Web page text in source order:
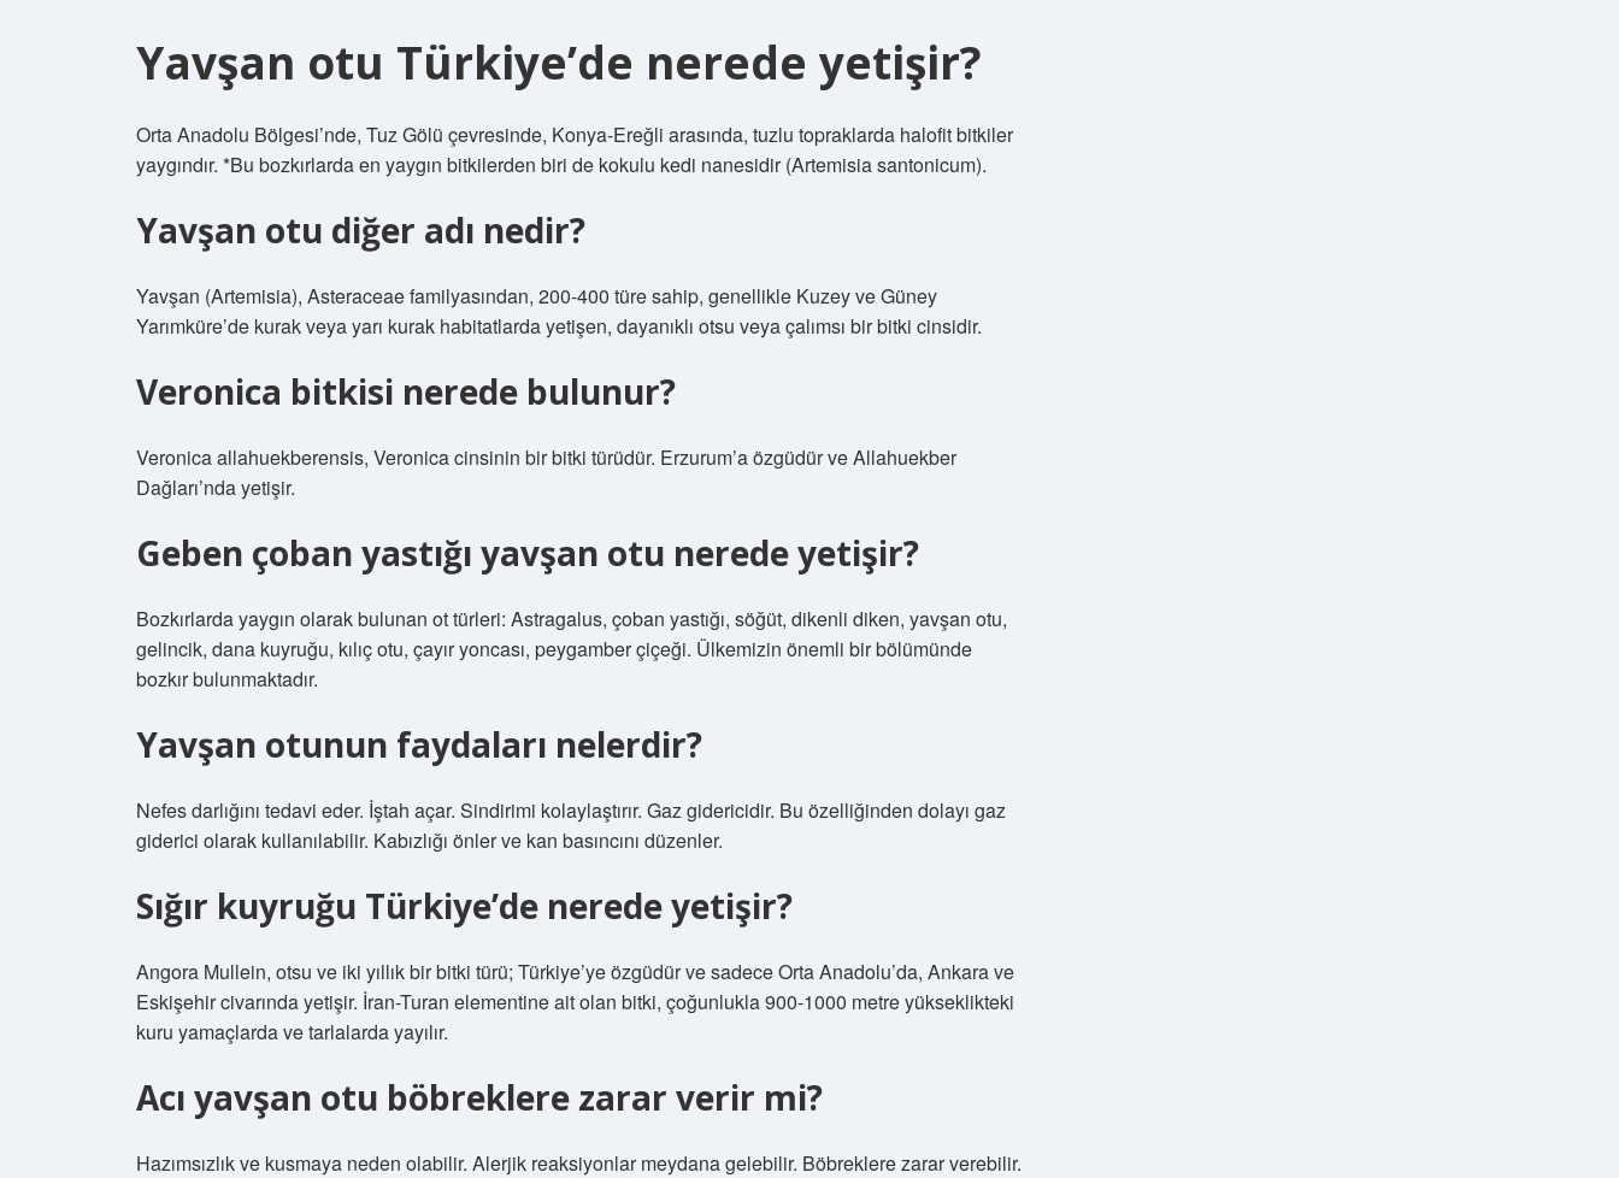
Yavşan otu Türkiye’de nerede yetişir?
Orta Anadolu Bölgesi’nde, Tuz Gölü çevresinde, Konya-Ereğli arasında, tuzlu topraklarda halofit bitkiler
yaygındır. *Bu bozkırlarda en yaygın bitkilerden biri de kokulu kedi nanesidir (Artemisia santonicum).
Yavşan otu diğer adı nedir?
Yavşan (Artemisia), Asteraceae familyasından, 200-400 türe sahip, genellikle Kuzey ve Güney
Yarımküre’de kurak veya yarı kurak habitatlarda yetişen, dayanıklı otsu veya çalımsı bir bitki cinsidir.
Veronica bitkisi nerede bulunur?
Veronica allahuekberensis, Veronica cinsinin bir bitki türüdür. Erzurum’a özgüdür ve Allahuekber
Dağları’nda yetişir.
Geben çoban yastığı yavşan otu nerede yetişir?
Bozkırlarda yaygın olarak bulunan ot türleri: Astragalus, çoban yastığı, söğüt, dikenli diken, yavşan otu,
gelincik, dana kuyruğu, kılıç otu, çayır yoncası, peygamber çiçeği. Ülkemizin önemli bir bölümünde
bozkır bulunmaktadır.
Yavşan otunun faydaları nelerdir?
Nefes darlığını tedavi eder. İştah açar. Sindirimi kolaylaştırır. Gaz gidericidir. Bu özelliğinden dolayı gaz
giderici olarak kullanılabilir. Kabızlığı önler ve kan basıncını düzenler.
Sığır kuyruğu Türkiye’de nerede yetişir?
Angora Mullein, otsu ve iki yıllık bir bitki türü; Türkiye’ye özgüdür ve sadece Orta Anadolu’da, Ankara ve
Eskişehir civarında yetişir. İran-Turan elementine ait olan bitki, çoğunlukla 900-1000 metre yükseklikteki
kuru yamaçlarda ve tarlalarda yayılır.
Acı yavşan otu böbreklere zarar verir mi?
Hazımsızlık ve kusmaya neden olabilir. Alerjik reaksiyonlar meydana gelebilir. Böbreklere zarar verebilir.